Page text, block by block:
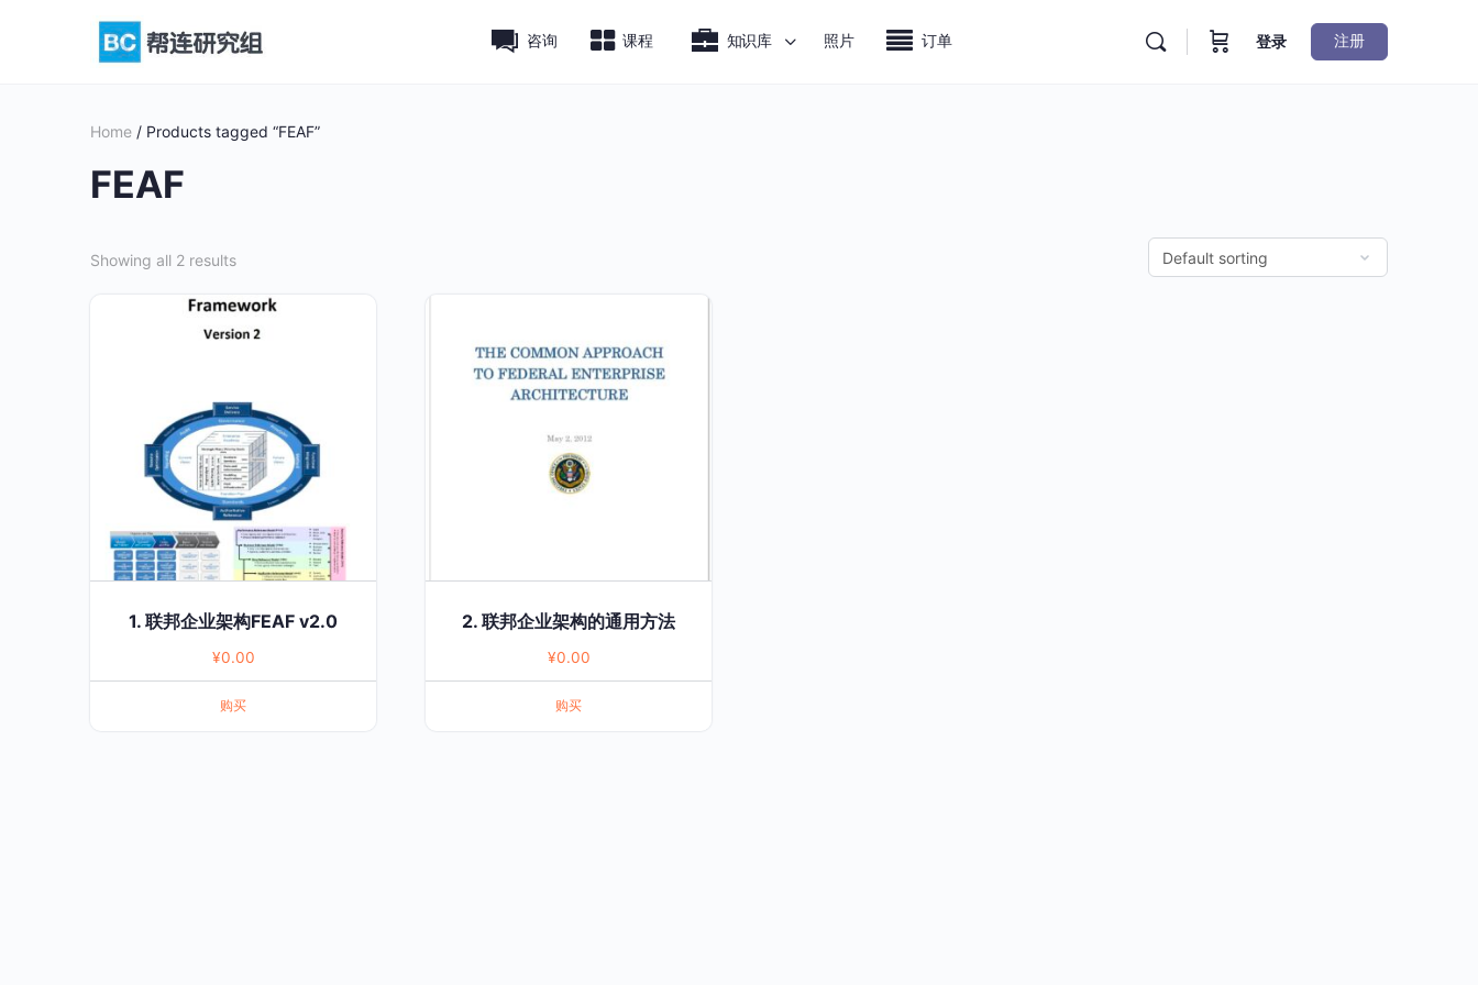
咨询 课程 知识库 照片 订单 登录 注册
Home / Products tagged “FEAF”
FEAF
Showing all 2 results
1. 联邦企业架构FEAF v2.0
¥0.00
购买
2. 联邦企业架构的通用方法
¥0.00
购买